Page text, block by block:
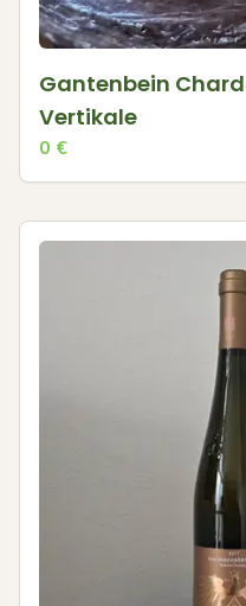
Gantenbein
Vertikale
0 €